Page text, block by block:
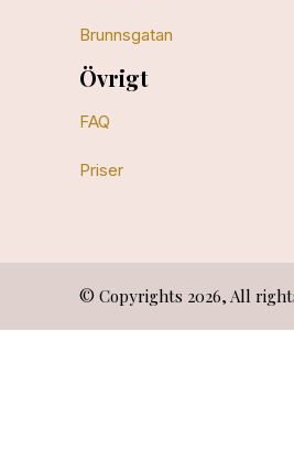
Brunnsgatan
Övrigt
FAQ
Priser
© Copyrights 2026, All